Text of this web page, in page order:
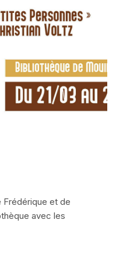
Frédérique et de
avec les